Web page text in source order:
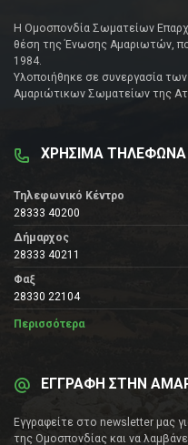
Η Ομοσπονδία Σωματείων
θέση της Ένωσης Αμαριωτών,
1984.
Υλοποιήθηκε σε συνεργασία
Αμαριώτικων Σωματείων της
ΧΡΗΣΙΜΑ
Τηλεφωνικό Κέντρο
28333 40200
Δήμαρχος
28333 40211
Φαξ
28330 22104
Περισσότερα
ΕΓΓΡΑΦΗ ΣΤΗΝ
Εγγραφείτε στο newsletter μας
της Ομοσπονδίας και να